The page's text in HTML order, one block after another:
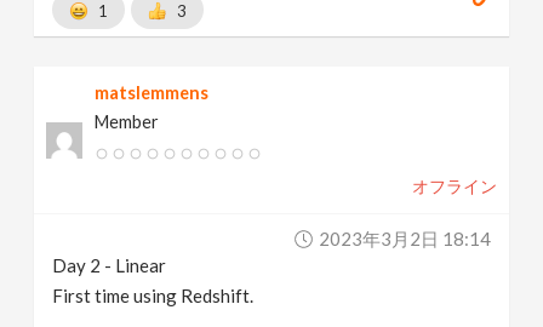
1 3
matslemmens
Member
オフライン
2023年3月2日 18:14
Day 2 - Linear
First time using Redshift.